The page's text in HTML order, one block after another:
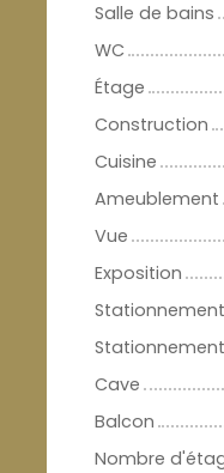
Salle de bains
WC
Étage
Construction
Cuisine
Ameublement
Vue
Exposition
Cave
Balcon
Nombre